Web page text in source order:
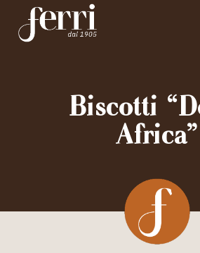
Biscotti
Africa”